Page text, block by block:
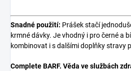
Snadné použití: Prášek stačí
krmné dávky. Je vhodný i pro černé a
kombinovat i s dalšími doplňky stravy
Complete BARF. Věda ve službách